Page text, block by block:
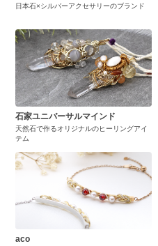
日本石×シルバーアクセサリーのブランド
石家ユニバーサルマインド
天然石で作るオリジナルのヒーリングアイ
テム
aco